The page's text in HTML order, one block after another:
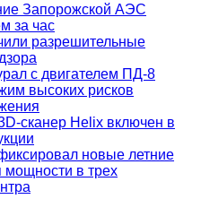
Запорожской АЭС
за час
разрешительные
с двигателем ПД-8
высоких рисков
сканер Helix включен в
новые летние
в трех